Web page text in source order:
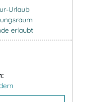
Urlaub
erlaubt